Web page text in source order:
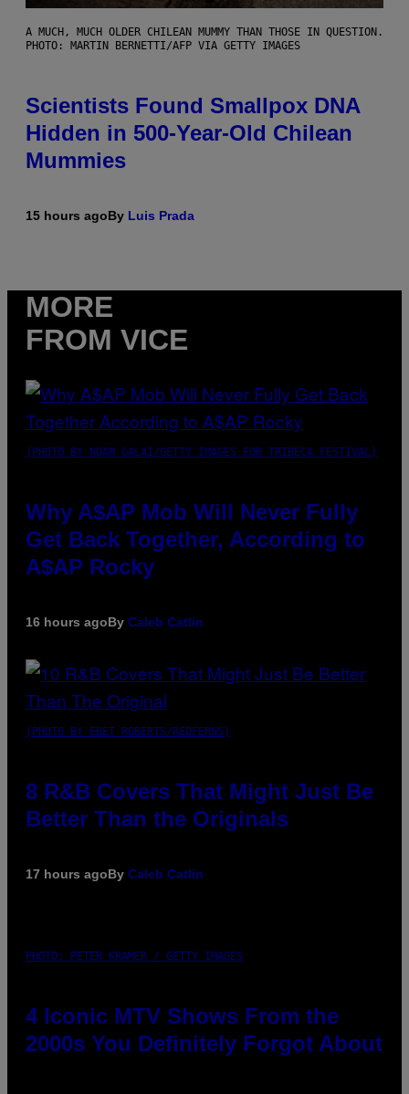
A MUCH, MUCH OLDER CHILEAN MUMMY THAN THOSE IN QUESTION.
PHOTO: MARTIN BERNETTI/AFP VIA GETTY IMAGES
Scientists Found Smallpox DNA
Hidden in 500-Year-Old Chilean
Mummies
15 hours agoBy Luis Prada
MORE
FROM VICE
(PHOTO BY NOAM GALAI/GETTY IMAGES FOR TRIBECA FESTIVAL)
Why A$AP Mob Will Never Fully
Get Back Together, According to
A$AP Rocky
16 hours agoBy Caleb Catlin
(PHOTO BY EBET ROBERTS/REDFERNS)
8 R&B Covers That Might Just Be
Better Than the Originals
17 hours agoBy Caleb Catlin
PHOTO: PETER KRAMER / GETTY IMAGES
4 Iconic MTV Shows From the
2000s You Definitely Forgot About